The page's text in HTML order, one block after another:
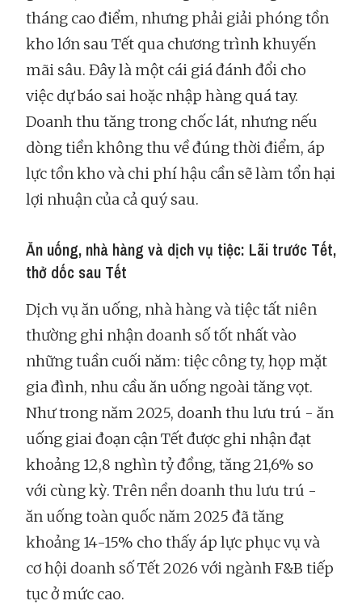
tháng cao điểm, nhưng phải giải phóng tồn
kho lớn sau Tết qua chương trình khuyến
mãi sâu. Đây là một cái giá đánh đổi cho
việc dự báo sai hoặc nhập hàng quá tay.
Doanh thu tăng trong chốc lát, nhưng nếu
dòng tiền không thu về đúng thời điểm, áp
lực tồn kho và chi phí hậu cần sẽ làm tổn hại
lợi nhuận của cả quý sau.
Ăn uống, nhà hàng và dịch vụ tiệc: Lãi trước Tết,
thở dốc sau Tết
Dịch vụ ăn uống, nhà hàng và tiệc tất niên
thường ghi nhận doanh số tốt nhất vào
những tuần cuối năm: tiệc công ty, họp mặt
gia đình, nhu cầu ăn uống ngoài tăng vọt.
Như trong năm 2025, doanh thu lưu trú - ăn
uống giai đoạn cận Tết được ghi nhận đạt
khoảng 12,8 nghìn tỷ đồng, tăng 21,6% so
với cùng kỳ. Trên nền doanh thu lưu trú -
ăn uống toàn quốc năm 2025 đã tăng
khoảng 14-15% cho thấy áp lực phục vụ và
cơ hội doanh số Tết 2026 với ngành F&B tiếp
tục ở mức cao.